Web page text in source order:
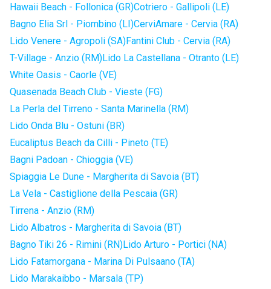
Hawaii Beach - Follonica (GR)Cotriero - Gallipoli (LE)
Bagno Elia Srl - Piombino (LI)CerviAmare - Cervia (RA)
Lido Venere - Agropoli (SA)Fantini Club - Cervia (RA)
T-Village - Anzio (RM)Lido La Castellana - Otranto (LE)
White Oasis - Caorle (VE)
Quasenada Beach Club - Vieste (FG)
La Perla del Tirreno - Santa Marinella (RM)
Lido Onda Blu - Ostuni (BR)
Eucaliptus Beach da Cilli - Pineto (TE)
Bagni Padoan - Chioggia (VE)
Spiaggia Le Dune - Margherita di Savoia (BT)
La Vela - Castiglione della Pescaia (GR)
Tirrena - Anzio (RM)
Lido Albatros - Margherita di Savoia (BT)
Bagno Tiki 26 - Rimini (RN)Lido Arturo - Portici (NA)
Lido Fatamorgana - Marina Di Pulsaano (TA)
Lido Marakaibbo - Marsala (TP)